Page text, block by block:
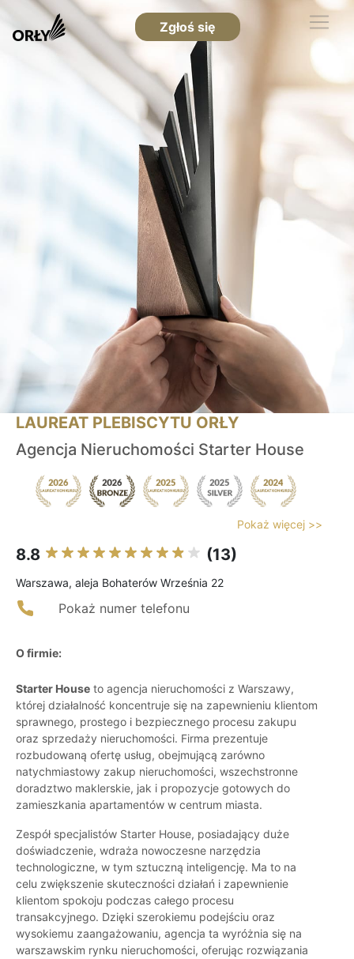
Zgłoś się
LAUREAT PLEBISCYTU ORŁY
Аgencja Nieruchomości Starter House
Pokaż więcej >>
8.8 (13)
Warszawa, aleja Bohaterów Września 22
Pokaż numer telefonu
O firmie:
Starter House to agencja nieruchomości z Warszawy,
której działalność koncentruje się na zapewnieniu klientom
sprawnego, prostego i bezpiecznego procesu zakupu
oraz sprzedaży nieruchomości. Firma prezentuje
rozbudowaną ofertę usług, obejmującą zarówno
natychmiastowy zakup nieruchomości, wszechstronne
doradztwo maklerskie, jak i propozycje gotowych do
zamieszkania apartamentów w centrum miasta.
Zespół specjalistów Starter House, posiadający duże
doświadczenie, wdraża nowoczesne narzędzia
technologiczne, w tym sztuczną inteligencję. Ma to na
celu zwiększenie skuteczności działań i zapewnienie
klientom spokoju podczas całego procesu
transakcyjnego. Dzięki szerokiemu podejściu oraz
wysokiemu zaangażowaniu, agencja ta wyróżnia się na
warszawskim rynku nieruchomości, oferując rozwiązania